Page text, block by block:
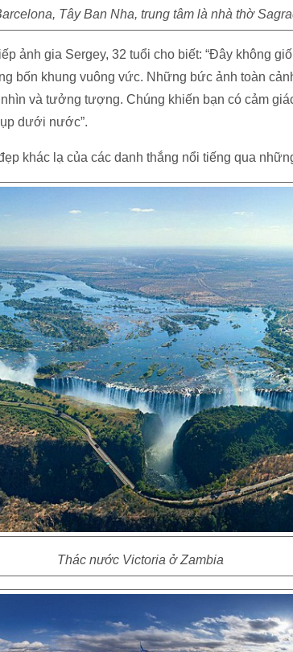
Tây Ban Nha, trung tâm là nhà thờ
ảnh gia Sergey, 32 tuổi cho biết: “Đây không
bốn khung vuông vức. Những bức ảnh toàn
và tưởng tượng. Chúng khiến bạn có cảm
dưới nước”.
khác lạ của các danh thắng nổi tiếng qua
Thác nước Victoria ở Zambia